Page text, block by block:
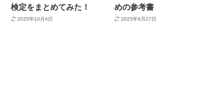
検定をまとめてみた！
2025年10月4日
めの参考書
2025年9月27日